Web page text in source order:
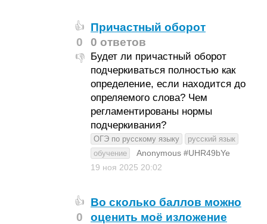
👍
0
👎
Причастный оборот
0 ответов
Будет ли причастный оборот
подчеркиваться полностью как
определение, если находится до
опреляемого слова? Чем
регламентированы нормы
подчеркивания?
ОГЭ по русскому языку
русский язык
обучение
Anonymous #UHR49bYe
19 ноя 2025 20:02
👍
0
Во сколько баллов можно
оценить моё изложение